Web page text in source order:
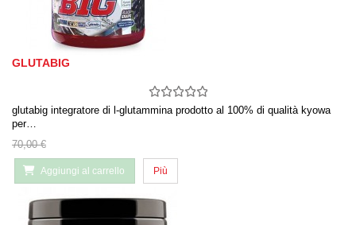
GLUTABIG
glutabig integratore di l-glutammina prodotto al 100% di qualità kyowa
per…
70,00 €
Aggiungi al carrello Più